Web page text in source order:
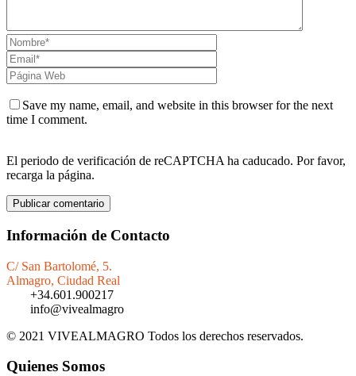
Save my name, email, and website in this browser for the next
time I comment.
El periodo de verificación de reCAPTCHA ha caducado. Por favor,
recarga la página.
Información de Contacto
C/ San Bartolomé, 5.
Almagro, Ciudad Real
+34.601.900217
info@vivealmagro
© 2021 VIVEALMAGRO Todos los derechos reservados.
Quienes Somos